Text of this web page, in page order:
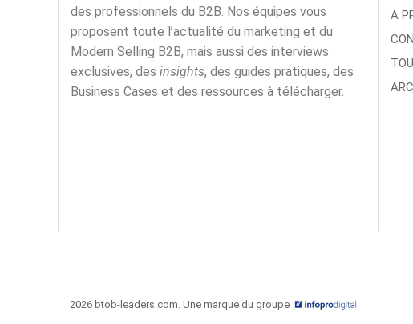
des professionnels du B2B. Nos équipes vous
proposent toute l’actualité du marketing et du
Modern Selling B2B, mais aussi des interviews
exclusives, des insights, des guides pratiques, des
Business Cases et des ressources à télécharger.
A
2026 btob-leaders.com. Une marque du groupe